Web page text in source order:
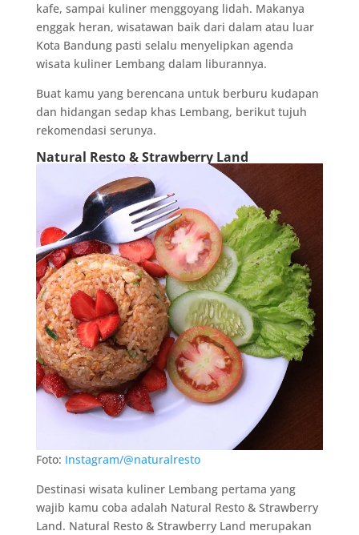
kafe, sampai kuliner menggoyang lidah. Makanya
enggak heran, wisatawan baik dari dalam atau luar
Kota Bandung pasti selalu menyelipkan agenda
wisata kuliner Lembang dalam liburannya.
Buat kamu yang berencana untuk berburu kudapan
dan hidangan sedap khas Lembang, berikut tujuh
rekomendasi serunya.
Natural Resto & Strawberry Land
Foto: Instagram/@naturalresto
Destinasi wisata kuliner Lembang pertama yang
wajib kamu coba adalah Natural Resto & Strawberry
Land. Natural Resto & Strawberry Land merupakan